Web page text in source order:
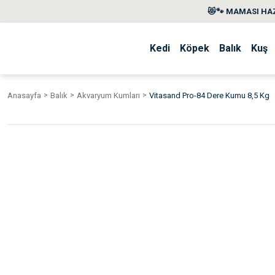
😻🐾 MAMASI
Kedi Köpek Balık Kuş
Anasayfa Balık Akvaryum Kumları Vitasand Pro-84 Dere Kumu 8,5 Kg